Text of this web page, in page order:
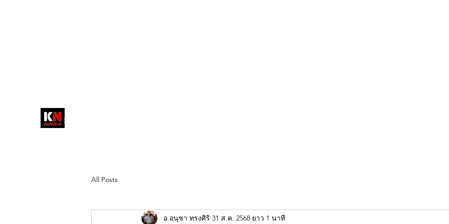
วส์
สื่อลึกวงการสงฆ์ เจาะตรงพระเครื่อง
All Posts
อ.อนุชา ทรงศิริ 31 ส.ค. 2568 ยาว 1 นาที